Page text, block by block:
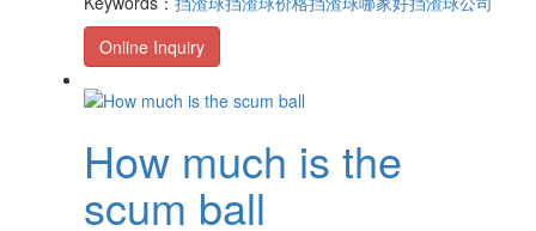
Online Inquiry
How much is the
scum ball